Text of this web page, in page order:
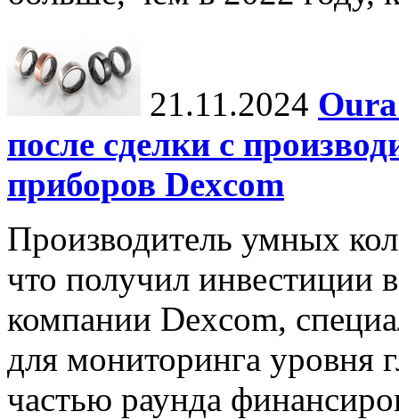
21.11.2024
после сделки с
приборов Dexcom
Производитель умных
что получил инвестиции
компании Dexcom,
для мониторинга уровня
частью раунда